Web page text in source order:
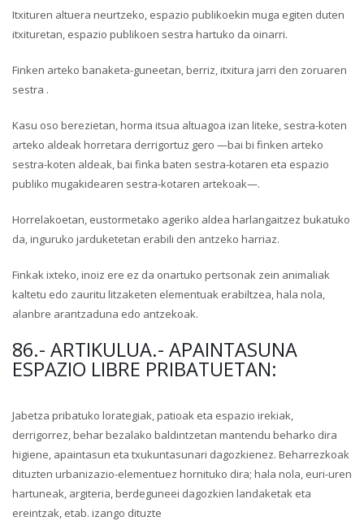
Itxituren altuera neurtzeko, espazio publikoekin muga egiten duten
itxituretan, espazio publikoen sestra hartuko da oinarri.
Finken arteko banaketa-guneetan, berriz, itxitura jarri den zoruaren
sestra .
Kasu oso berezietan, horma itsua altuagoa izan liteke, sestra-koten
arteko aldeak horretara derrigortuz gero —bai bi finken arteko
sestra-koten aldeak, bai finka baten sestra-kotaren eta espazio
publiko mugakidearen sestra-kotaren artekoak—.
Horrelakoetan, eustormetako ageriko aldea harlangaitzez bukatuko
da, inguruko jarduketetan erabili den antzeko harriaz.
Finkak ixteko, inoiz ere ez da onartuko pertsonak zein animaliak
kaltetu edo zauritu litzaketen elementuak erabiltzea, hala nola,
alanbre arantzaduna edo antzekoak.
86.- ARTIKULUA.- APAINTASUNA
ESPAZIO LIBRE PRIBATUETAN:
Jabetza pribatuko lorategiak, patioak eta espazio irekiak,
derrigorrez, behar bezalako baldintzetan mantendu beharko dira
higiene, apaintasun eta txukuntasunari dagozkienez. Beharrezkoak
dituzten urbanizazio-elementuez hornituko dira; hala nola, euri-uren
hartuneak, argiteria, berdeguneei dagozkien landaketak eta
ereintzak, etab. izango dituzte